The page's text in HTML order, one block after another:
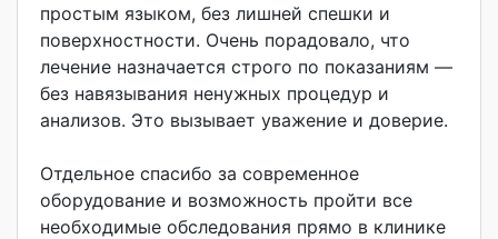
простым языком, без лишней спешки и
поверхностности. Очень порадовало, что
лечение назначается строго по показаниям —
без навязывания ненужных процедур и
анализов. Это вызывает уважение и доверие.
Отдельное спасибо за современное
оборудование и возможность пройти все
необходимые обследования прямо в клинике